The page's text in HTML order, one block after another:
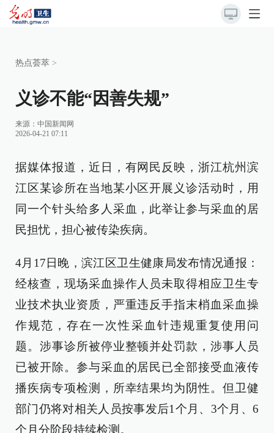
热点荟萃 >
义诊不能“因善失规”
来源： 中国新闻网
2026-04-21 07:11
据媒体报道，近日，有网民反映，浙江杭州滨
江区某诊所在当地某小区开展义诊活动时，用
同一个针头给多人采血，此举让参与采血的居
民担忧，担心被传染疾病。
4月17日晚，滨江区卫生健康局发布情况通报：
经核查，现场采血操作人员未取得相应卫生专
业技术执业资质，严重违反手指末梢血采血操
作规范，存在一次性采血针违规重复使用问
题。涉事诊所被停业整顿并处罚款，涉事人员
已被开除。参与采血的居民已全部接受血液传
播疾病专项检测，所幸结果均为阴性。但卫健
部门仍将对相关人员按事发后1个月、3个月、6
个月分阶段持续检测。